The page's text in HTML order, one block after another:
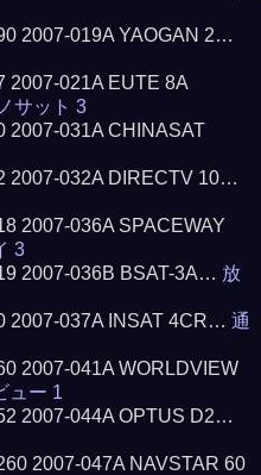
2007-019A YAOGAN 2…
2007-021A EUTE 8A
サット 3
2007-031A CHINASAT
2007-032A DIRECTV 10…
2007-036A SPACEWAY
3
2007-036B BSAT-3A… 放
2007-037A INSAT 4CR…通
2007-041A WORLDVIEW
ュー 1
2007-044A OPTUS D2…
2007-047A NAVSTAR 60